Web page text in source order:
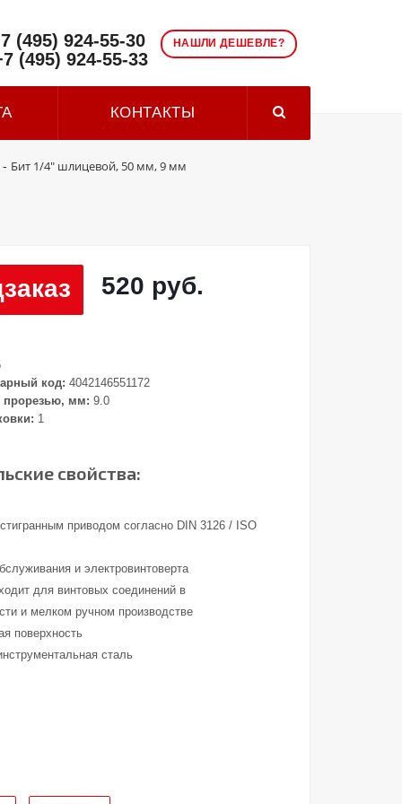
НАШЛИ ДЕШЕВЛЕ?
(495) 924-55-30
(495) 924-55-33
КОНТАКТЫ
- Бит 1/4" шлицевой, 50 мм, 9 мм
520 руб.
код: 4042146551172
прорезью, мм: 9.0
1
свойства:
приводом согласно DIN 3126 / ISO
и электровинтоверта
для винтовых соединений в
и мелком ручном производстве
поверхность
сталь